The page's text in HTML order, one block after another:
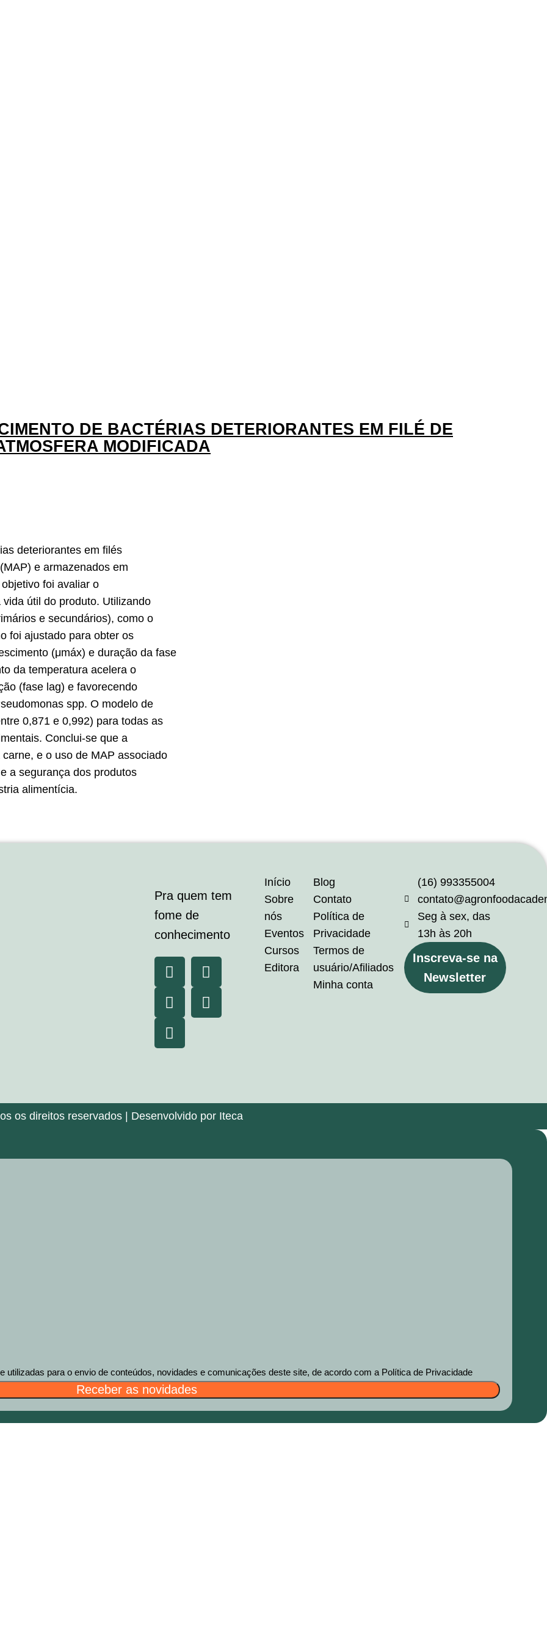
DE BACTÉRIAS DETERIORANTES EM FILÉ DE
MODIFICADA
deteriorantes em filés
e armazenados em
foi avaliar o
útil do produto. Utilizando
e secundários), como o
foi ajustado para obter os
(μmáx) e duração da fase
da temperatura acelera o
(fase lag) e favorecendo
spp. O modelo de
0,871 e 0,992) para todas as
Conclui-se que a
e o uso de MAP associado
a segurança dos produtos
alimentícia.
Pra quem tem
fome de
conhecimento
Início
Sobre
nós
Eventos
Cursos
Editora
Blog
Contato
Política de
Privacidade
Termos de
usuário/Afiliados
Minha conta
(16) 993355004
Seg à sex, das
13h às 20h
Inscreva-se na
Newsletter
os direitos reservados | Desenvolvido por Iteca
para o envio de conteúdos, novidades e comunicações deste site, de acordo com a Política de Privacidade
Receber as novidades